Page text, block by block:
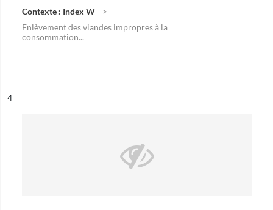
Contexte : Index W
Enlèvement des viandes impropres à la
consommation...
n°
4